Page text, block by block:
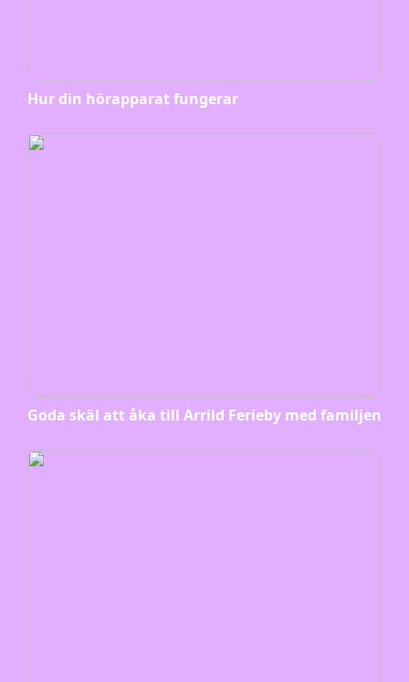
Hur din hörapparat fungerar
Goda skäl att åka till Arrild Ferieby med familjen